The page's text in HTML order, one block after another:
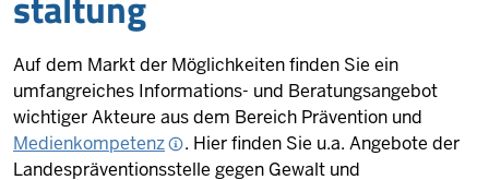
Auf dem Markt der Möglichkeiten finden Sie ein
umfangreiches Informations- und Beratungsangebot
wichtiger Akteure aus dem Bereich Prävention und
Medienkompetenz
. Hier finden Sie u.a. Angebote der
Landespräventionsstelle gegen Gewalt und